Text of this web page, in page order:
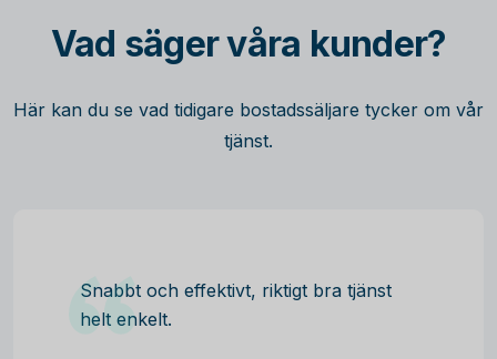
Vad säger våra kunder?
Här kan du se vad tidigare bostadssäljare tycker om vår
tjänst.
Snabbt och effektivt, riktigt bra tjänst
helt enkelt.